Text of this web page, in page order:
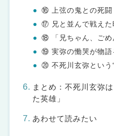
⑯ 上弦の鬼との死闘
⑰ 兄と並んで戦えた
⑱ 「兄ちゃん、ごめ
⑲ 実弥の慟哭が物語
⑳ 不死川玄弥という
まとめ：不死川玄弥
た英雄」
あわせて読みたい